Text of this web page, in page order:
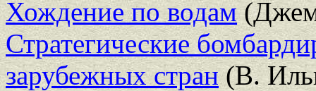
Хождение по водам
Стратегические
зарубежных стран(В.